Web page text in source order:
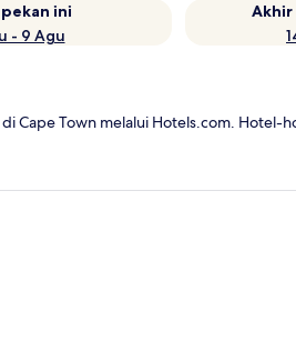
ini
- 9 Agu
Cape Town melalui Hotels.com. Hotel-